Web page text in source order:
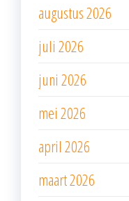
augustus 2026
juli 2026
juni 2026
mei 2026
april 2026
maart 2026